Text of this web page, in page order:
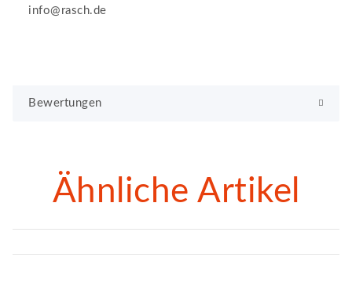
info@rasch.de
Bewertungen
Ähnliche Artikel